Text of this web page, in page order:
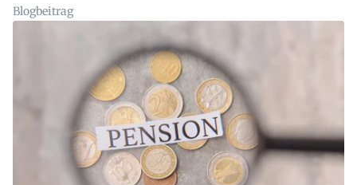
Auslegung des Geltungsbereichs von Versorgungsordnungen und
Blogbeitrag